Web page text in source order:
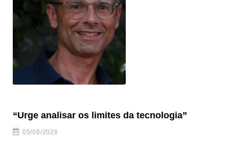
“Urge analisar os limites da tecnologia”
05/08/2026